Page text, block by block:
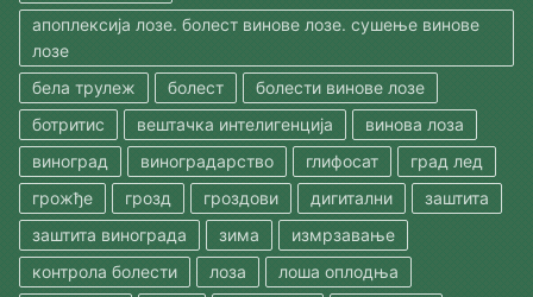
апоплексија лозе. болест винове лозе. сушење винове
лозе
бела трулеж
болест
болести винове лозе
ботритис
вештачка интелигенција
винова лоза
виноград
виноградарство глифосат
град лед
грожђе
грозд гроздови дигитални
заштита
заштита винограда
зима
измрзавање
контрола болести
лоза
лоша оплодња